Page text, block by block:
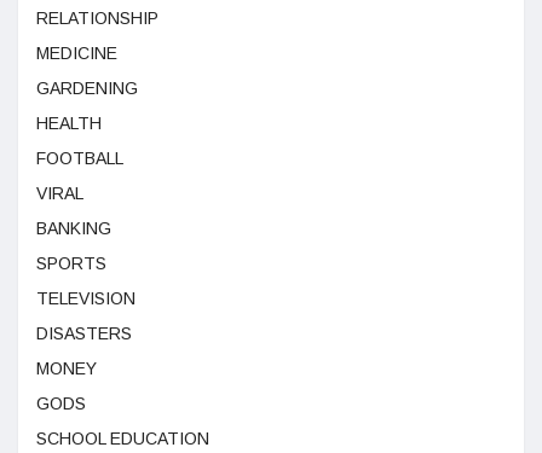
RELATIONSHIP
MEDICINE
GARDENING
HEALTH
FOOTBALL
VIRAL
BANKING
SPORTS
TELEVISION
DISASTERS
MONEY
GODS
SCHOOL EDUCATION